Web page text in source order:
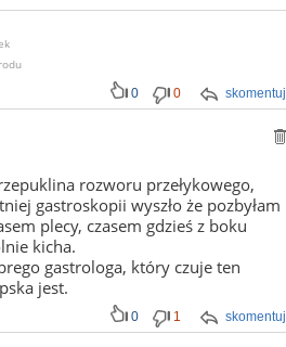
skomentuj
0 0
rozworu przełykowego,
gastroskopii wyszło że pozbyłam
plecy, czasem gdzieś z boku
kicha.
gastrologa, który czuje ten
jest.
skomentuj
0 1